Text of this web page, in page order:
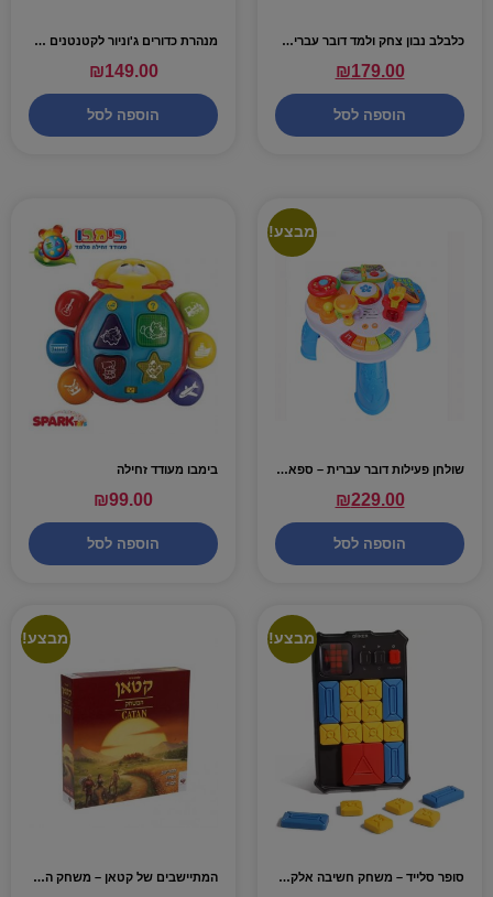
כלבלב נבון צחק ולמד דובר עברית – FISHER PRICE
₪179.00
הוספה לסל
מנהרת כדורים ג'וניור לקטנטנים 22חלקים – quercetti
₪149.00
הוספה לסל
מבצע!
שולחן פעילות דובר עברית – ספארק
₪229.00
הוספה לסל
בימבו מעודד זחילה
₪99.00
הוספה לסל
מבצע!
סופר סלייד – משחק חשיבה אלקטרוני
מבצע!
המתיישבים של קטאן – משחק הבסיס